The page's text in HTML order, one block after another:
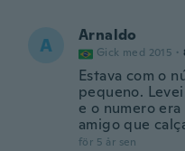
A Arnaldo
Gick med 2015 ·
Estava com o
pequeno.
e o numero era
amigo que
för 5 år sen